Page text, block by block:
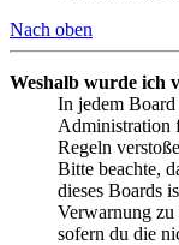
Nach oben
Weshalb wurde ich
In jedem Board
Administration
Regeln
Bitte beachte,
dieses Boards
Verwarnung
sofern du die